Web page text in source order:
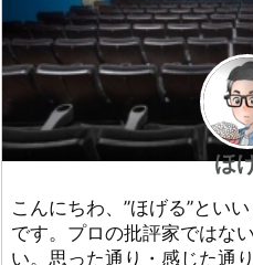
ほ
こんにちわ、”ほげる”とい
です。プロの批評家ではな
い。思った通り・感じた通